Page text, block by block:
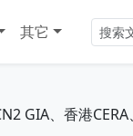
其它
GIA、香港